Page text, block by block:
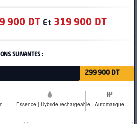
900 DT Et 319 900 DT
SUIVANTES :
299 900 DT
Essence | Hybride rechargeable Automatique